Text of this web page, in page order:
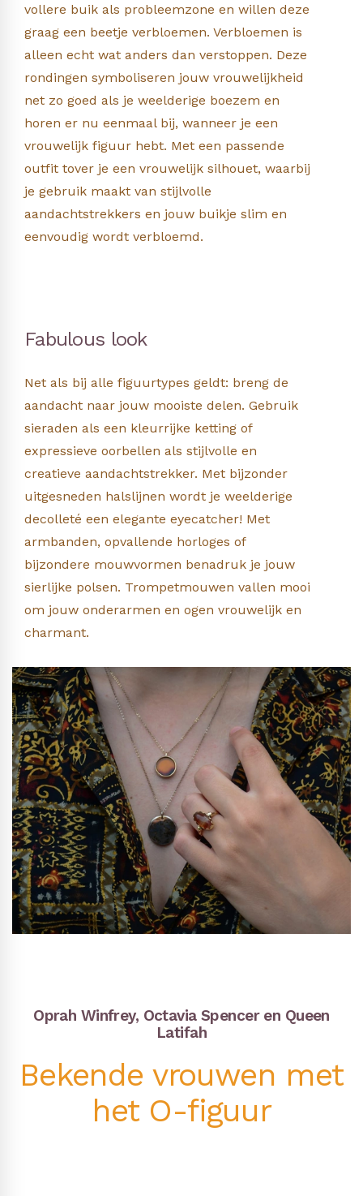
vollere buik als probleemzone en willen deze
graag een beetje verbloemen. Verbloemen is
alleen echt wat anders dan verstoppen. Deze
rondingen symboliseren jouw vrouwelijkheid
net zo goed als je weelderige boezem en
horen er nu eenmaal bij, wanneer je een
vrouwelijk figuur hebt. Met een passende
outfit tover je een vrouwelijk silhouet, waarbij
je gebruik maakt van stijlvolle
aandachtstrekkers en jouw buikje slim en
eenvoudig wordt verbloemd.
Fabulous look
Net als bij alle figuurtypes geldt: breng de
aandacht naar jouw mooiste delen. Gebruik
sieraden als een kleurrijke ketting of
expressieve oorbellen als stijlvolle en
creatieve aandachtstrekker. Met bijzonder
uitgesneden halslijnen wordt je weelderige
decolleté een elegante eyecatcher! Met
armbanden, opvallende horloges of
bijzondere mouwvormen benadruk je jouw
sierlijke polsen. Trompetmouwen vallen mooi
om jouw onderarmen en ogen vrouwelijk en
charmant.
Oprah Winfrey, Octavia Spencer en Queen
Latifah
Bekende vrouwen met
het O-figuur